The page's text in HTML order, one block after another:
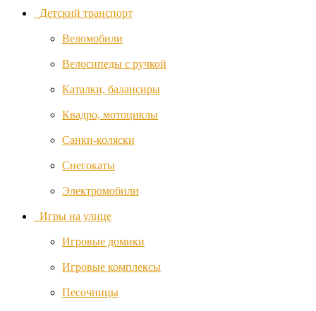
Ramicom
Ramili
Roba
Ryan
Safe and
Care
Shnuggle
Детский транспорт
Веломобили
Велосипеды с ручкой
Каталки, балансиры
Квадро, мотоциклы
Санки-коляски
Снегокаты
Электромобили
Игры на улице
Игровые домики
Игровые комплексы
Песочницы